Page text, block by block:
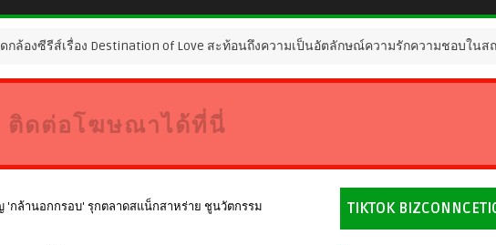
เรื่อง Destination of Love สะท้อนถึงความเป็นอัตลักษณ์ความรักความชอบในสถานที่ที่ได้
ติดต่อโฆษณาได้ที่นี่
'กล้านอกกรอบ' รุกตลาดสแน็กสาหร่าย ชูนวัตกรรม
TIKTOK